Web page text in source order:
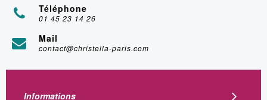
Téléphone
01 45 23 14 26
Mail
contact@christella-paris.com
Informations